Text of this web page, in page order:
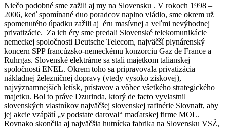
Niečo podobné sme zažili aj my na Slovensku . V rokoch 1998 –
2006, keď spomínané duo poradcov naplno vládlo, sme okrem už
spomenutého úpadku zažili aj éru masívnej a veľmi nevýhodnej
privatizácie. Za ich éry sme predali Slovenské telekomunikácie
nemeckej spoločnosti Deutsche Telecom, najväčší plynárenský
koncern SPP francúzsko-nemeckému konzorciu Gaz de France a
Ruhrgas. Slovenské elektrárne sa stali majetkom talianskej
spoločnosti ENEL. Okrem toho sa pripravovala privatizácia
nákladnej železničnej dopravy (vtedy vysoko ziskovej),
najvýznamnejších letísk, prístavov a vôbec všetkého strategického
majetku. Bol to práve Dzurinda, ktorý de facto vyvlastnil
slovenských vlastníkov najväčšej slovenskej rafinérie Slovnaft, aby
jej akcie vzápätí „v podstate daroval“ maďarskej firme MOL.
Rovnako skončila aj najväčšia hutnícka fabrika na Slovensku VSŽ,